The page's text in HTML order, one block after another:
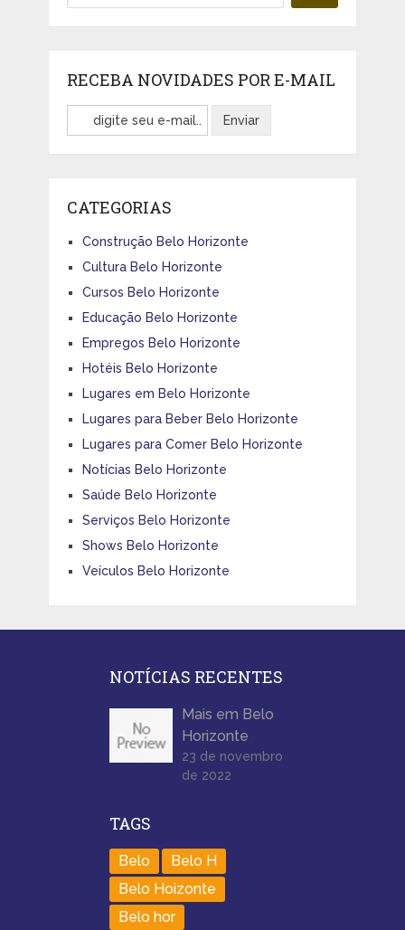
RECEBA NOVIDADES POR E-MAIL
CATEGORIAS
Construção Belo Horizonte
Cultura Belo Horizonte
Cursos Belo Horizonte
Educação Belo Horizonte
Empregos Belo Horizonte
Hotéis Belo Horizonte
Lugares em Belo Horizonte
Lugares para Beber Belo Horizonte
Lugares para Comer Belo Horizonte
Notícias Belo Horizonte
Saúde Belo Horizonte
Serviços Belo Horizonte
Shows Belo Horizonte
Veículos Belo Horizonte
NOTÍCIAS RECENTES
Mais em Belo
Horizonte
23 de novembro
de 2022
TAGS
Belo
Belo H
Belo Hoizonte
Belo hor